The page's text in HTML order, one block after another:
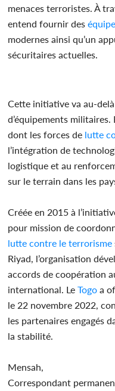
menaces terroristes. À
entend fournir des
modernes ainsi qu’un
sécuritaires actuelles.
Cette initiative va au-
d’équipements
dont les forces de lutte
l’intégration de
logistique et au
sur le terrain dans les
Créée en 2015 à
pour mission de
lutte contre le terrorisme
Riyad, l’organisation
accords de coopération
international. LeTogo a
le 22 novembre 2022,
les partenaires engagés
la stabilité.
Mensah,
Correspondant